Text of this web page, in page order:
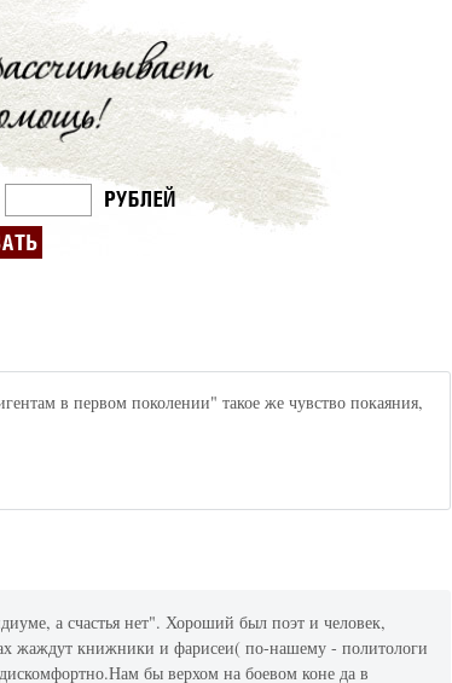
в первом поколении" такое же чувство покаяния,
а счастья нет". Хороший был поэт и человек,
жаждут книжники и фарисеи( по-нашему - политологи
бы верхом на боевом коне да в